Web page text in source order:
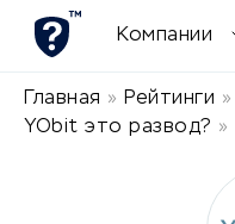
Компании
Главная » Рейтинги »
YObit это развод? »